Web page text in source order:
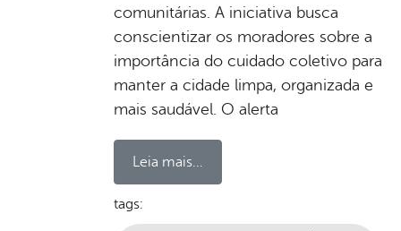
comunitárias. A iniciativa busca
conscientizar os moradores sobre a
importância do cuidado coletivo para
manter a cidade limpa, organizada e
mais saudável. O alerta
Leia mais...
tags: